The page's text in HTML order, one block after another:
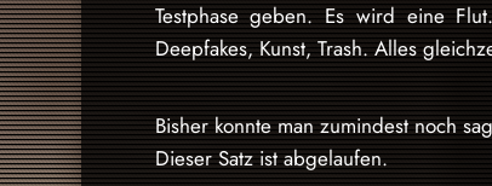
Testphase geben. Es wird eine
Deepfakes, Kunst, Trash. Alles
Bisher konnte man zumindest noch
Dieser Satz ist abgelaufen.